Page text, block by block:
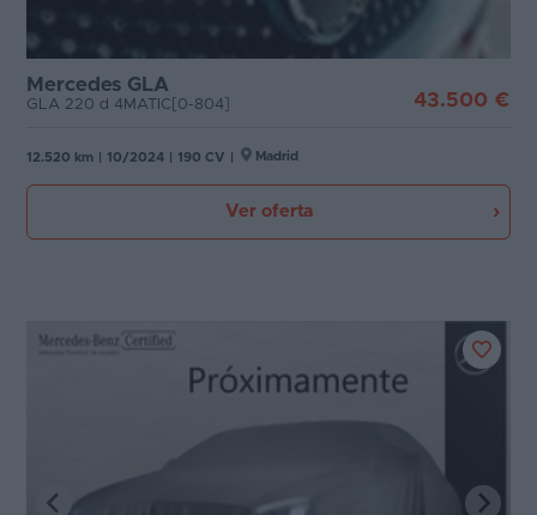
Mercedes GLA
GLA 220 d 4MATIC[0-804] 43.500 €
12.520 km 10/2024 190 CV Madrid
Ver oferta